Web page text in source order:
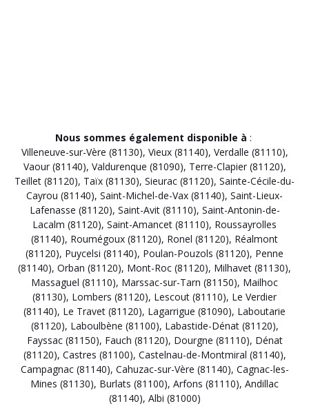
Nous sommes également disponible à :
Villeneuve-sur-Vère (81130), Vieux (81140), Verdalle (81110),
Vaour (81140), Valdurenque (81090), Terre-Clapier (81120),
Teillet (81120), Taïx (81130), Sieurac (81120), Sainte-Cécile-du-
Cayrou (81140), Saint-Michel-de-Vax (81140), Saint-Lieux-
Lafenasse (81120), Saint-Avit (81110), Saint-Antonin-de-
Lacalm (81120), Saint-Amancet (81110), Roussayrolles
(81140), Roumégoux (81120), Ronel (81120), Réalmont
(81120), Puycelsi (81140), Poulan-Pouzols (81120), Penne
(81140), Orban (81120), Mont-Roc (81120), Milhavet (81130),
Massaguel (81110), Marssac-sur-Tarn (81150), Mailhoc
(81130), Lombers (81120), Lescout (81110), Le Verdier
(81140), Le Travet (81120), Lagarrigue (81090), Laboutarie
(81120), Laboulbène (81100), Labastide-Dénat (81120),
Fayssac (81150), Fauch (81120), Dourgne (81110), Dénat
(81120), Castres (81100), Castelnau-de-Montmiral (81140),
Campagnac (81140), Cahuzac-sur-Vère (81140), Cagnac-les-
Mines (81130), Burlats (81100), Arfons (81110), Andillac
(81140), Albi (81000)